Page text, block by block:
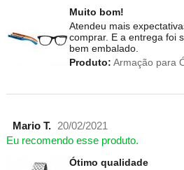
Muito bom!
Atendeu mais
comprar. E a entrega foi
bem embalado.
Produto: Armação para
Mario T. 20/02/2021
Eu recomendo esse produto.
Ótimo qualidade